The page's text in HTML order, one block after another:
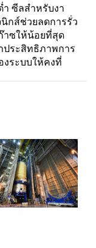
ซีลสำหรับงา
นิกส์ช่วยลดการรั่ว
าซให้น้อยที่สุด
ประสิทธิภาพการ
งระบบให้คงที่